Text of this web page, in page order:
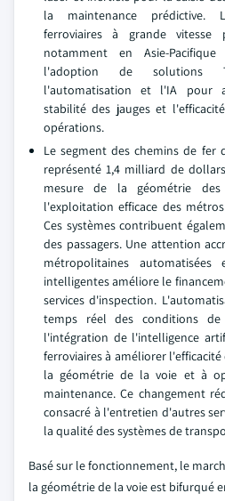
la maintenance prédictive.
ferroviaires à grande
notamment en Asie-
l'adoption de solutions
l'automatisation et l'IA pour
stabilité des jauges et
opérations.
Le segment des chemins de
représenté 1,4 milliard de
mesure de la géométrie
l'exploitation efficace des
Ces systèmes contribuent
des passagers. Une attention
métropolitaines
intelligentes améliore le
services d'inspection.
temps réel des conditions
l'intégration de l'intelligence
ferroviaires à améliorer
la géométrie de la voie et à
maintenance. Ce changement
consacré à l'entretien d'autres
la qualité des systèmes de
Basé sur le fonctionnement, le
la géométrie de la voie est bifurqué